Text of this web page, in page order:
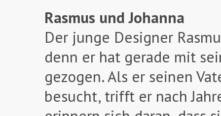
Rasmus und Johanna
Der junge Designer
denn er hat gerade mit
gezogen. Als er seinen
besucht, trifft er nach